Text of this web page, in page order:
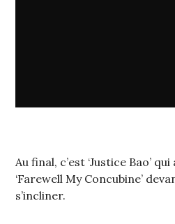
Au final, c’est ‘Justice Bao’
‘Farewell My Concubine’
s’incliner.